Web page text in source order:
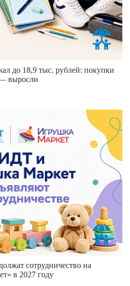
до 18,9 тыс. рублей: покупки
выросли
сотрудничество на
в 2027 году